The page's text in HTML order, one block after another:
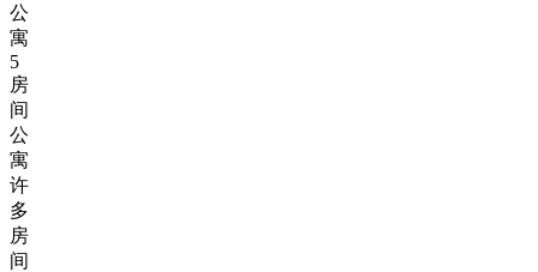
公
寓
5
房
间
公
寓
许
多
房
间